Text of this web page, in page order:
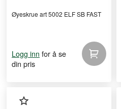
Øyeskrue art 5002 ELF SB FAST
Logg inn for å se
din pris